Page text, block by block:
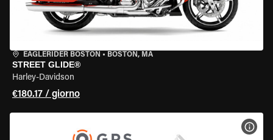
EAGLERIDER BOSTON • BOSTON, MA
STREET GLIDE®
Harley-Davidson
€180.17 / giorno